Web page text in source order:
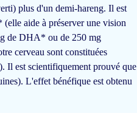
plus d'un demi-hareng. Il est
aide à préserver une vision
de DHA* ou de 250 mg
cerveau sont constituées
Il est scientifiquement prouvé que
L'effet bénéfique est obtenu